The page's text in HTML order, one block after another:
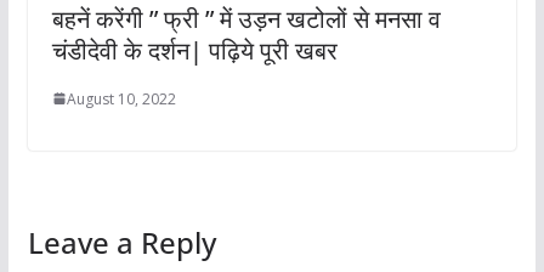
बहनें करेंगी ” फ्री ” में उड़न खटोलों से मनसा व
चंडीदेवी के दर्शन| पढ़िये पूरी खबर
August 10, 2022
Leave a Reply